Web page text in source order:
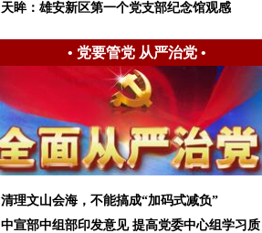
天眸：雄安新区第一个党支部纪念馆观感
• 党要管党 从严治党•
清理文山会海，不能搞成“加码式减负”
中宣部中组部印发意见 提高党委中心组学习质